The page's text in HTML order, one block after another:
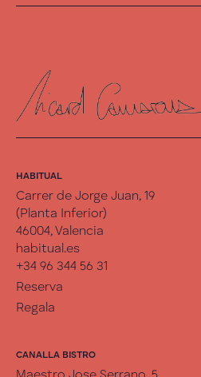
HABITUAL
Carrer de Jorge Juan, 19
(Planta Inferior)
46004, Valencia
habitual.es
+34 96 344 56 31
Reserva
Regala
CANALLA BISTRO